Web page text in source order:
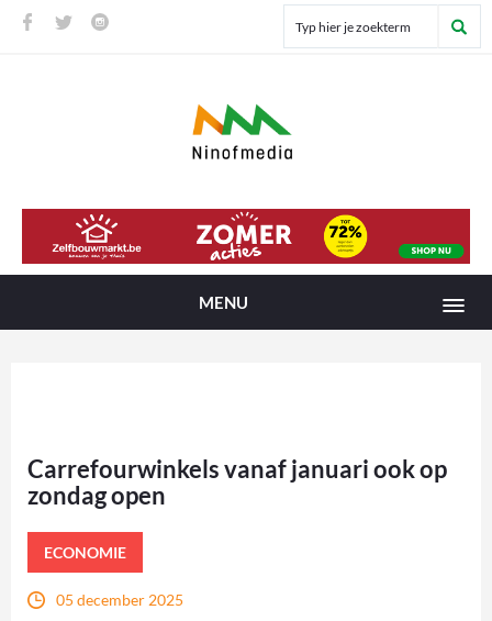
MENU
Carrefourwinkels vanaf januari ook op
zondag open
ECONOMIE
05 december 2025